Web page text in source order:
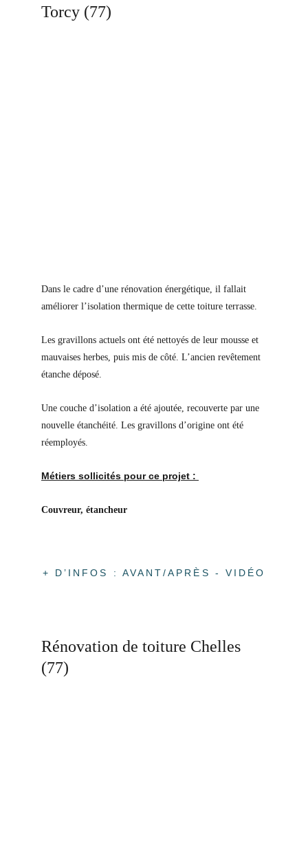
Torcy (77)
Dans le cadre d’une rénovation énergétique, il fallait
améliorer l’isolation thermique de cette toiture terrasse.
Les gravillons actuels ont été nettoyés de leur mousse et
mauvaises herbes, puis mis de côté. L’ancien revêtement
étanche déposé.
Une couche d’isolation a été ajoutée, recouverte par une
nouvelle étanchéité. Les gravillons d’origine ont été
réemployés.
Métiers sollicités pour ce projet :
Couvreur, étancheur
+ D’INFOS : AVANT/APRÈS - VIDÉO
Rénovation de toiture Chelles
(77)